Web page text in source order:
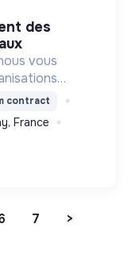
vous
contract
France
7 >